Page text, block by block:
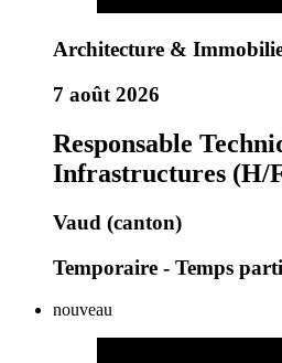
Architecture &
7 août 2026
Responsable
Infrastructures (H/
Vaud (canton)
Temporaire - Temps
nouveau